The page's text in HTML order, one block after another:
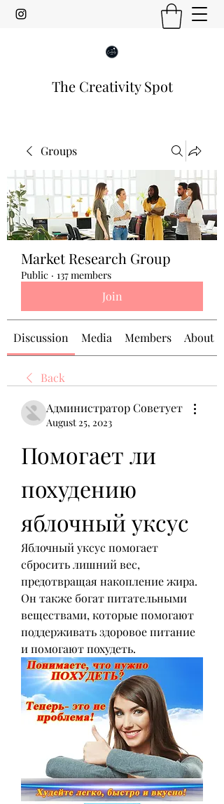
The Creativity Spot
Groups
Market Research Group
Public · 137 members
Join
Discussion Media Members About
Back
Администратор Советует
August 25, 2023
Помогает ли
похудению
яблочный уксус
Яблочный уксус помогает
сбросить лишний вес,
предотвращая накопление жира.
Он также богат питательными
веществами, которые помогают
поддерживать здоровое питание
и помогают похудеть.